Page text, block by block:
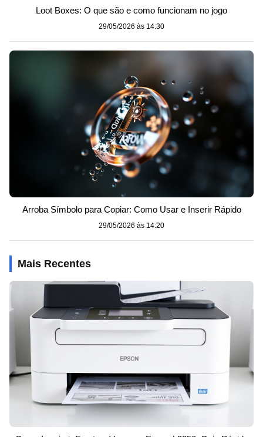
Loot Boxes: O que são e como funcionam no jogo
29/05/2026 às 14:30
Arroba Símbolo para Copiar: Como Usar e Inserir Rápido
29/05/2026 às 14:20
Mais Recentes